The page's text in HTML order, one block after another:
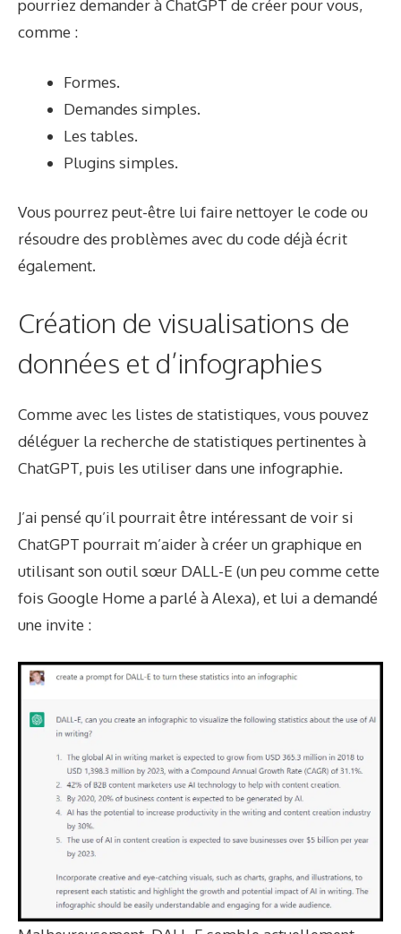
pourriez demander à ChatGPT de créer pour vous,
comme :
Formes.
Demandes simples.
Les tables.
Plugins simples.
Vous pourrez peut-être lui faire nettoyer le code ou
résoudre des problèmes avec du code déjà écrit
également.
Création de visualisations de
données et d’infographies
Comme avec les listes de statistiques, vous pouvez
déléguer la recherche de statistiques pertinentes à
ChatGPT, puis les utiliser dans une infographie.
J’ai pensé qu’il pourrait être intéressant de voir si
ChatGPT pourrait m’aider à créer un graphique en
utilisant son outil sœur DALL-E (un peu comme cette
fois Google Home a parlé à Alexa), et lui a demandé
une invite :